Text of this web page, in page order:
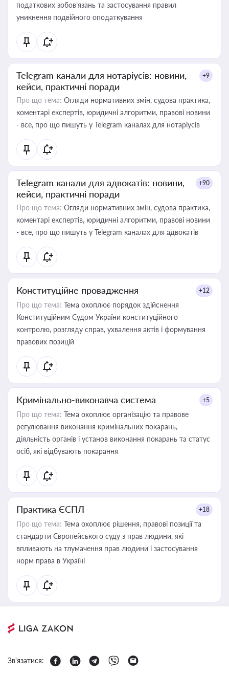
податкових зобов’язань та застосування правил
уникнення подвійного оподаткування
Telegram канали для нотаріусів: новини,
кейси, практичні поради
+9
Про що тема: Огляди нормативних змін, судова практика,
коментарі експертів, юридичні алгоритми, правові новини
- все, про що пишуть у Telegram каналах для нотаріусів
Telegram канали для адвокатів: новини,
кейси, практичні поради
+90
Про що тема: Огляди нормативних змін, судова практика,
коментарі експертів, юридичні алгоритми, правові новини
- все, про що пишуть у Telegram каналах для адвокатів
Конституційне провадження +12
Про що тема: Тема охоплює порядок здійснення
Конституційним Судом України конституційного
контролю, розгляду справ, ухвалення актів і формування
правових позицій
Кримінально-виконавча система +5
Про що тема: Тема охоплює організацію та правове
регулювання виконання кримінальних покарань,
діяльність органів і установ виконання покарань та статус
осіб, які відбувають покарання
Практика ЄСПЛ +18
Про що тема: Тема охоплює рішення, правові позиції та
стандарти Європейського суду з прав людини, які
впливають на тлумачення прав людини і застосування
норм права в Україні
Зв'язатися: